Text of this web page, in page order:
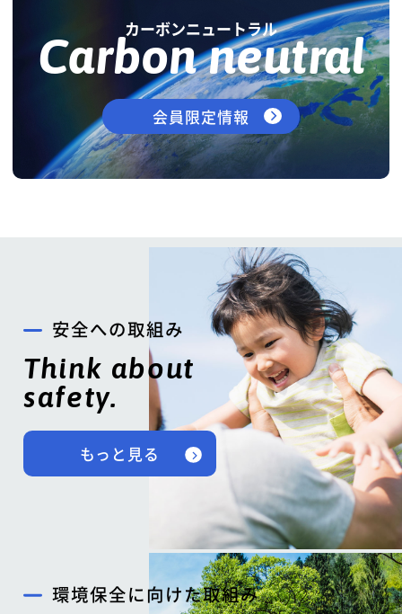
カーボンニュートラル
Carbon neutral
会員限定情報
安全への取組み
Think about
safety.
もっと見る
環境保全に向けた取組み